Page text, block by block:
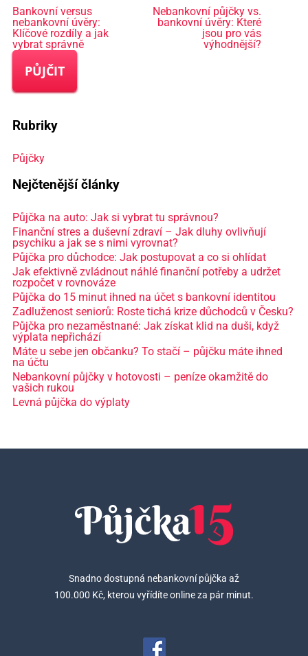
Bankovní versus
nebankovní úvěry:
Klíčové rozdíly a jak
vybrat správně
Nebankovní půjčky vs.
bankovní úvěry: Které
jsou pro vás
výhodnější?
PŮJČIT
Rubriky
Půjčky
Nejčtenější články
Půjčka na auto: Jak si vybrat tu správnou?
Finanční stres a duševní zdraví – Jak dluhy ovlivňují
psychiku a jak se s nimi vyrovnat?
Půjčka pro důchodce: Jak postupovat a co si ohlídat
Jak efektivně zvládnout náhlé finanční potřeby a udržet
rozpočet v rovnováze
Půjčka do 15 minut ihned na účet s bankovní identitou
Zadluženost seniorů: Roste tichá krize důchodců v Česku?
Půjčka pro nezaměstnané: Jak získat klid na duši, když
výplata nepřichází
Máte u sebe jen občanku? To stačí – půjčku máte ihned
na účtu
Nebankovní půjčky v hotovosti – peníze okamžitě do
vašich rukou
Levná půjčka do výplaty
Snadno dostupná nebankovní půjčka až
100.000 Kč, kterou vyřídíte online za pár minut.